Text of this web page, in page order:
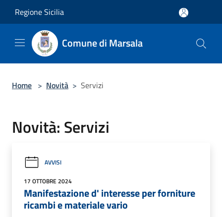
Regione Sicilia
Comune di Marsala
Home > Novità > Servizi
Novità: Servizi
AVVISI
17 OTTOBRE 2024
Manifestazione d' interesse per forniture
ricambi e materiale vario